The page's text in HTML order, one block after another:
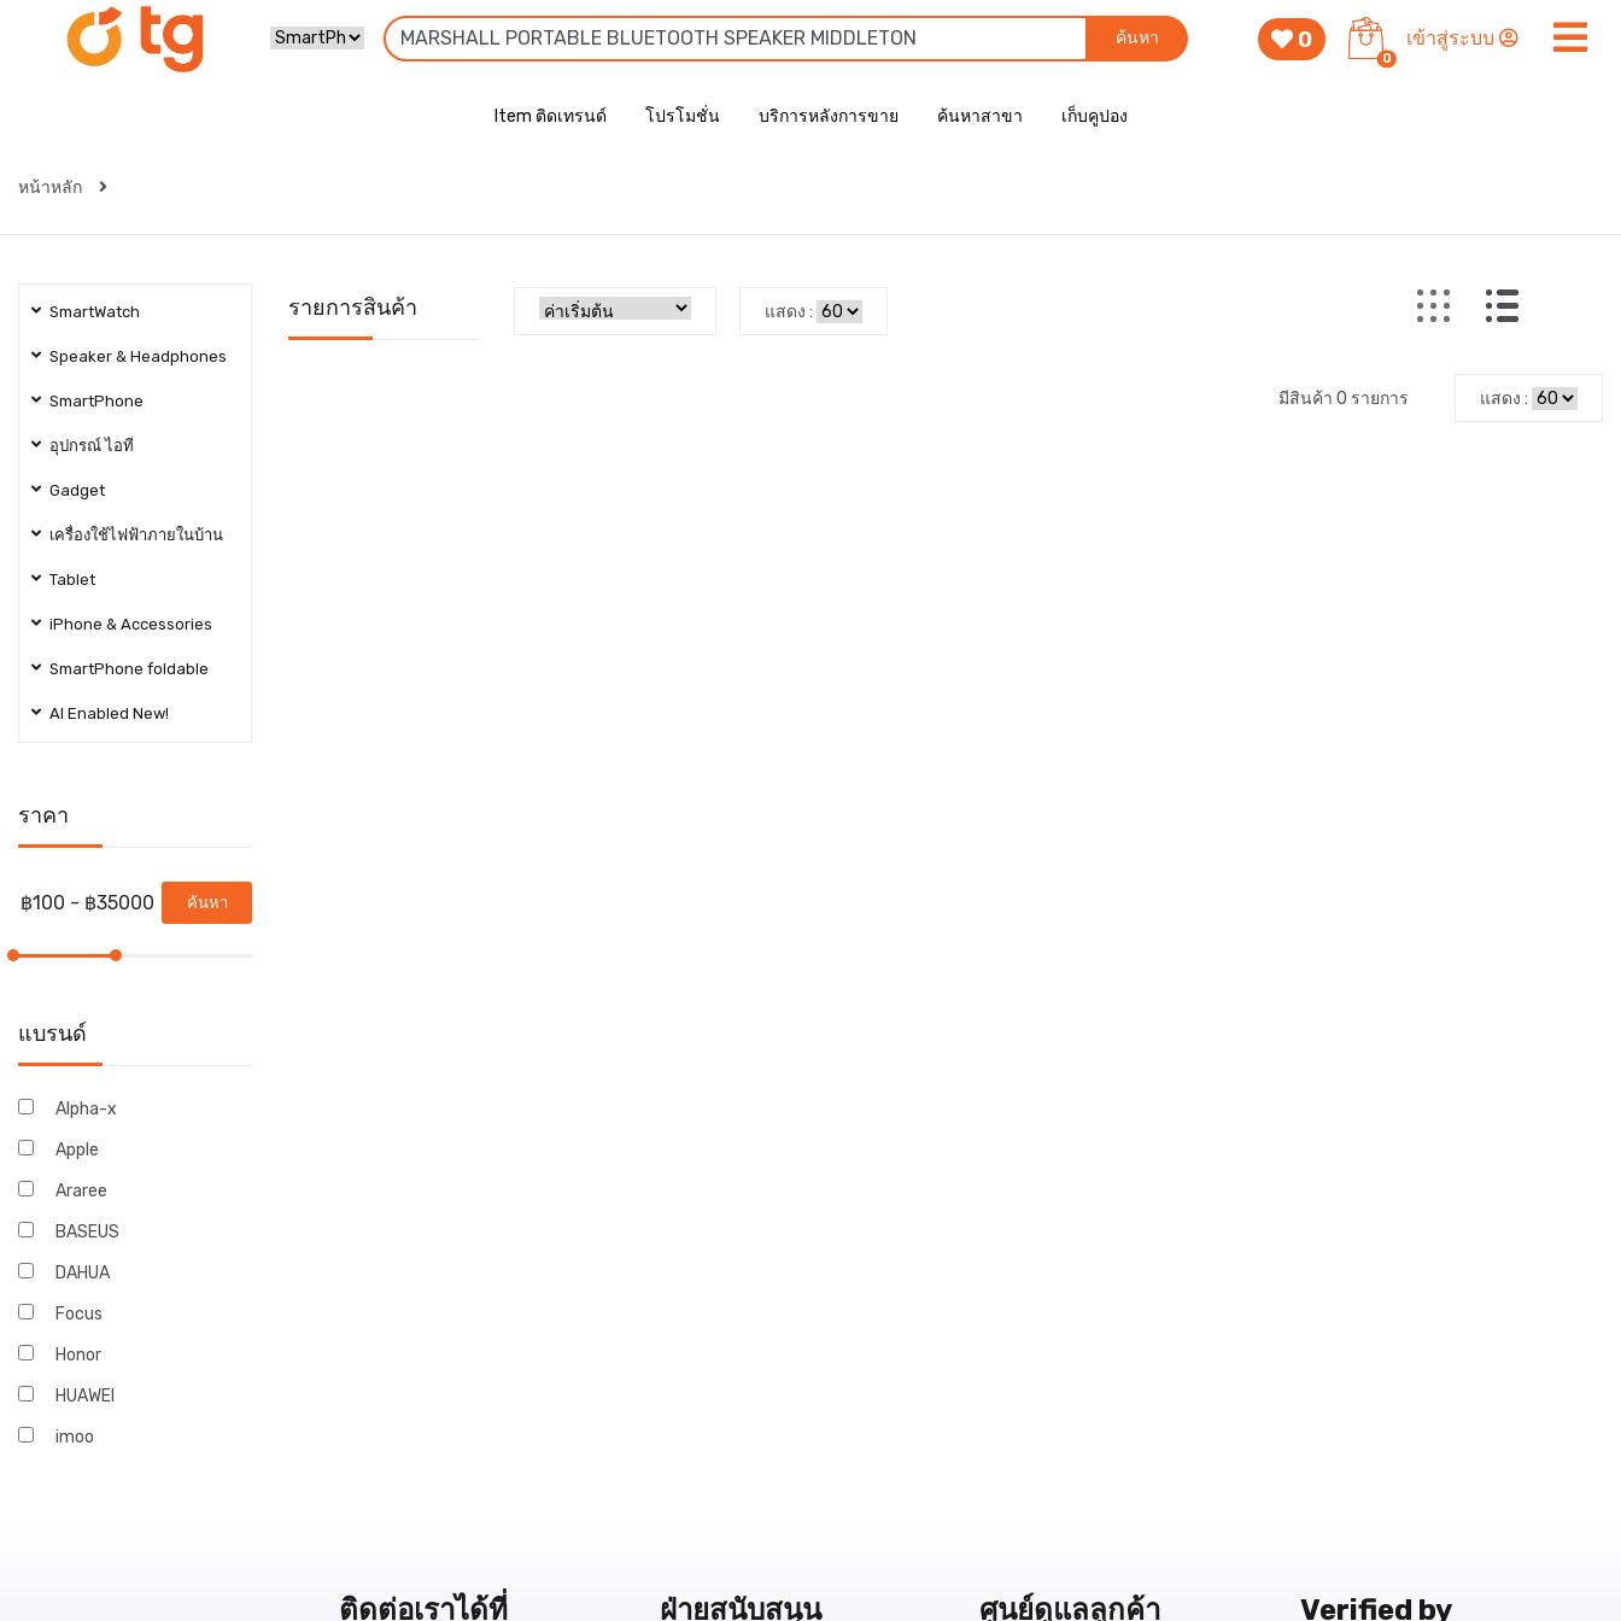
ค้นหา 0
0
เข้าสู่ระบบ
Item ติดเทรนด์ โปรโมชั่น บริการหลังการขาย ค้นหาสาขา เก็บคูปอง
หน้าหลัก
SmartWatch
Speaker & Headphones
SmartPhone
อุปกรณ์ ไอที
Gadget
เครื่องใช้ไฟฟ้าภายในบ้าน
Tablet
iPhone & Accessories
SmartPhone foldable
AI Enabled New!
ราคา
ค้นหา
แบรนด์
Alpha-x
Apple
Araree
BASEUS
DAHUA
Focus
Honor
HUAWEI
imoo
รายการสินค้า แสดง :
มีสินค้า 0 รายการ แสดง :
ติดต่อเราได้ที่ ฝ่ายสนับสนุน ศูนย์ดูแลลูกค้า Verified by